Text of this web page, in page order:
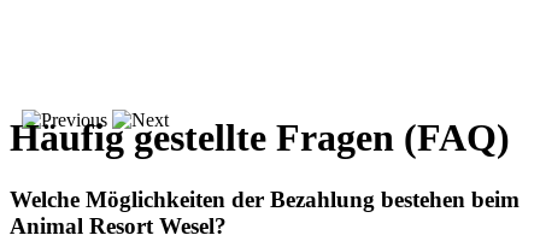
Häufig gestellte Fragen (FAQ)
Welche Möglichkeiten der Bezahlung bestehen beim
Animal Resort Wesel?